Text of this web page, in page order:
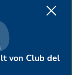
von Club del